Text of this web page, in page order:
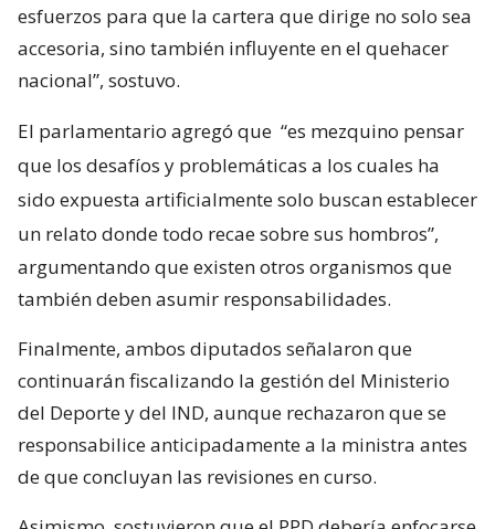
esfuerzos para que la cartera que dirige no solo sea
accesoria, sino también influyente en el quehacer
nacional”, sostuvo.
El parlamentario agregó que “es mezquino pensar
que los desafíos y problemáticas a los cuales ha
sido expuesta artificialmente solo buscan establecer
un relato donde todo recae sobre sus hombros”,
argumentando que existen otros organismos que
también deben asumir responsabilidades.
Finalmente, ambos diputados señalaron que
continuarán fiscalizando la gestión del Ministerio
del Deporte y del IND, aunque rechazaron que se
responsabilice anticipadamente a la ministra antes
de que concluyan las revisiones en curso.